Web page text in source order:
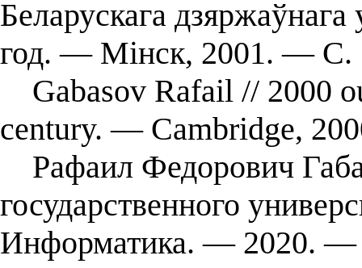
Беларускага
год. — Мінск, 2001. — С.
Gabasov Rafail // 2000
century. — Cambridge,
Рафаил Федорович
государственного
Информатика. — 2020.